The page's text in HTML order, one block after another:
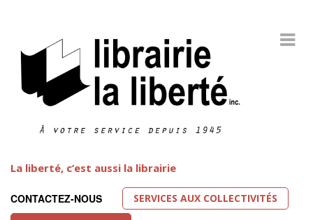
La liberté, c’est aussi la librairie
CONTACTEZ-NOUS
SERVICES AUX COLLECTIVITÉS